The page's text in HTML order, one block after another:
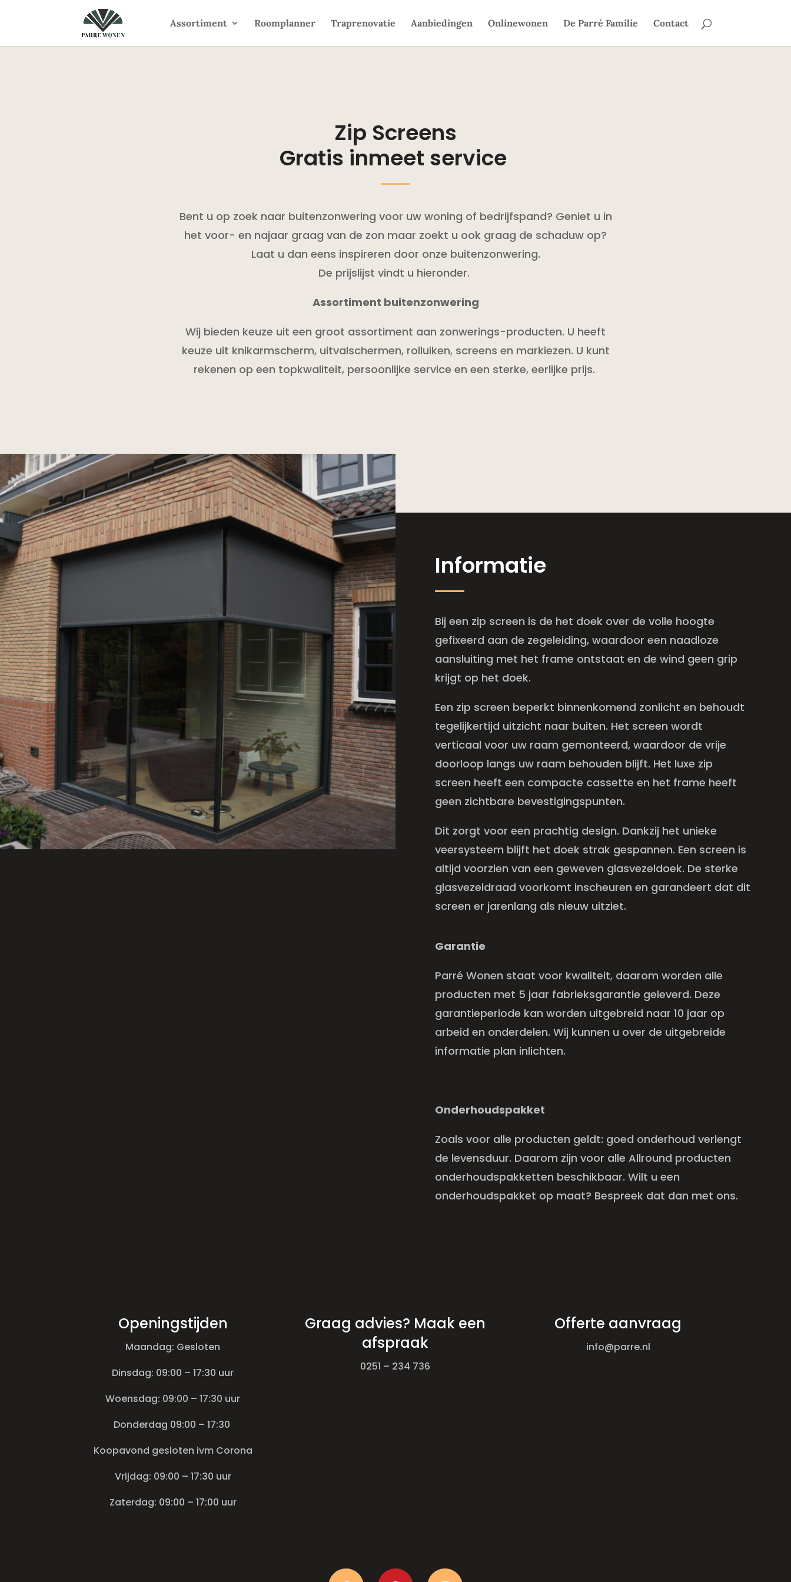
Assortiment Roomplanner Traprenovatie Aanbiedingen Onlinewonen De Parré Familie Contact
Zip Screens
Gratis inmeet service
Bent u op zoek naar buitenzonwering voor uw woning of bedrijfspand? Geniet u in
het voor- en najaar graag van de zon maar zoekt u ook graag de schaduw op?
Laat u dan eens inspireren door onze buitenzonwering.
De prijslijst vindt u hieronder.
Assortiment buitenzonwering
Wij bieden keuze uit een groot assortiment aan zonwerings-producten. U heeft
keuze uit knikarmscherm, uitvalschermen, rolluiken, screens en markiezen. U kunt
rekenen op een topkwaliteit, persoonlijke service en een sterke, eerlijke prijs.
Informatie
Bij een zip screen is de het doek over de volle hoogte
gefixeerd aan de zegeleiding, waardoor een naadloze
aansluiting met het frame ontstaat en de wind geen grip
krijgt op het doek.
Een zip screen beperkt binnenkomend zonlicht en behoudt
tegelijkertijd uitzicht naar buiten. Het screen wordt
verticaal voor uw raam gemonteerd, waardoor de vrije
doorloop langs uw raam behouden blijft. Het luxe zip
screen heeft een compacte cassette en het frame heeft
geen zichtbare bevestigingspunten.
Dit zorgt voor een prachtig design. Dankzij het unieke
veersysteem blijft het doek strak gespannen. Een screen is
altijd voorzien van een geweven glasvezeldoek. De sterke
glasvezeldraad voorkomt inscheuren en garandeert dat dit
screen er jarenlang als nieuw uitziet.
Garantie
Parré Wonen staat voor kwaliteit, daarom worden alle
producten met 5 jaar fabrieksgarantie geleverd. Deze
garantieperiode kan worden uitgebreid naar 10 jaar op
arbeid en onderdelen. Wij kunnen u over de uitgebreide
informatie plan inlichten.
Onderhoudspakket
Zoals voor alle producten geldt: goed onderhoud verlengt
de levensduur. Daarom zijn voor alle Allround producten
onderhoudspakketten beschikbaar. Wilt u een
onderhoudspakket op maat? Bespreek dat dan met ons.
Openingstijden
Maandag: Gesloten
Dinsdag: 09:00 – 17:30 uur
Woensdag: 09:00 – 17:30 uur
Donderdag 09:00 – 17:30
Koopavond gesloten ivm Corona
Vrijdag: 09:00 – 17:30 uur
Zaterdag: 09:00 – 17:00 uur
Graag advies? Maak een
afspraak
0251 – 234 736
Offerte aanvraag
info@parre.nl